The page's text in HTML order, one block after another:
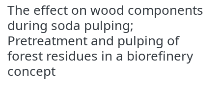
The effect on wood components
during soda pulping;
Pretreatment and pulping of
forest residues in a biorefinery
concept